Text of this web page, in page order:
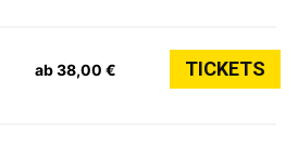
ab 38,00 € TICKETS